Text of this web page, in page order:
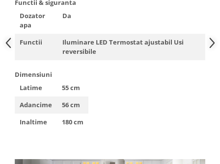
Functii & siguranta
Dozator
apa
Da
Functii
Iluminare LED Termostat ajustabil Usi
reversibile
Dimensiuni
Latime
55 cm
Adancime
56 cm
Inaltime
180 cm